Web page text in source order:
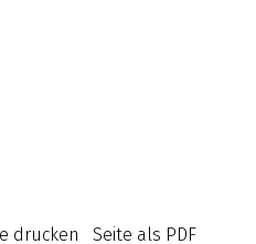
drucken Seite als PDF